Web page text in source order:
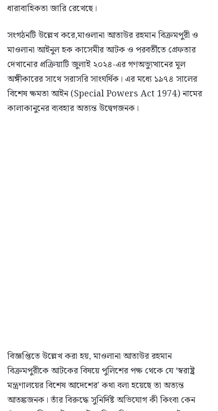
ধারাবাহিকতা জারি রেখেছে।
সংগঠনটি উল্লেখ করে,মাওলানা আতাউর রহমান বিক্রমপুরী ও
মাওলানা আইনুল হক কাসেমীর আটক ও পরবর্তীতে গ্রেফতার
দেখানোর প্রক্রিয়াটি জুলাই ২০২৪-এর গণঅভ্যুত্থানের মূল
অঙ্গীকারের সাথে সরাসরি সাংঘর্ষিক। এর মধ্যে ১৯৭৪ সালের
বিশেষ ক্ষমতা আইন (Special Powers Act 1974) নামের
কালাকানুনের ব্যবহার অত্যন্ত উদ্বেগজনক।
বিজ্ঞপ্তিতে উল্লেখ করা হয়, মাওলানা আতাউর রহমান
বিক্রমপুরীকে আটকের বিষয়ে পুলিশের পক্ষ থেকে যে ‘স্বরাষ্ট্র
মন্ত্রণালয়ের বিশেষ আদেশের’ কথা বলা হয়েছে তা অত্যন্ত
আতঙ্কজনক। তাঁর বিরুদ্ধে সুনির্দিষ্ট অভিযোগ কী কিংবা কেন